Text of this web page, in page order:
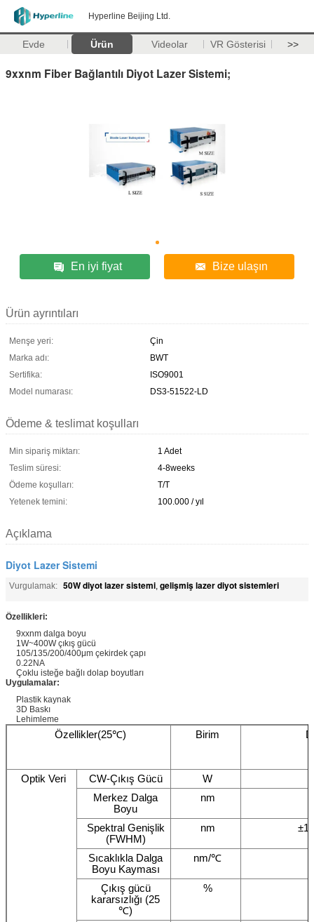
Hyperline Beijing Ltd.
Evde Ürün Videolar VR Gösterisi >>
9xxnm Fiber Bağlantılı Diyot Lazer Sistemi;
En iyi fiyat Bize ulaşın
Ürün ayrıntıları
Menşe yeri:
Çin
Marka adı:
BWT
Sertifika:
ISO9001
Model numarası:
DS3-51522-LD
Ödeme & teslimat koşulları
Min sipariş miktarı:
1 Adet
Teslim süresi:
4-8weeks
Ödeme koşulları:
T/T
Yetenek temini:
100.000 / yıl
Açıklama
Diyot Lazer Sistemi
Vurgulamak: 50W diyot lazer sistemi, gelişmiş lazer diyot sistemleri
Özellikleri:
9xxnm dalga boyu
1W~400W çıkış gücü
105/135/200/400μm çekirdek çapı
0.22NA
Çoklu isteğe bağlı dolap boyutları
Uygulamalar:
Plastik kaynak
3D Baskı
Lehimleme
Özellikler(25℃) Birim
Optik Veri CW-Çıkış Gücü
W
Merkez Dalga
Boyu
nm
Spektral Genişlik
(FWHM)
nm
Sıcaklıkla Dalga
Boyu Kayması
nm/℃
Çıkış gücü
kararsızlığı (25
℃)
%